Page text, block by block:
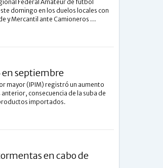
Federal Amateur de fútbol
domingo en los duelos locales con
y Mercantil ante Camioneros ...
en septiembre
mayor (IPIM) registró un aumento
consecuencia de la suba de
importados.
en cabo de